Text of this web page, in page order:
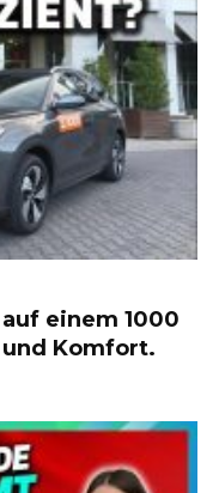
einem 1000
Komfort.